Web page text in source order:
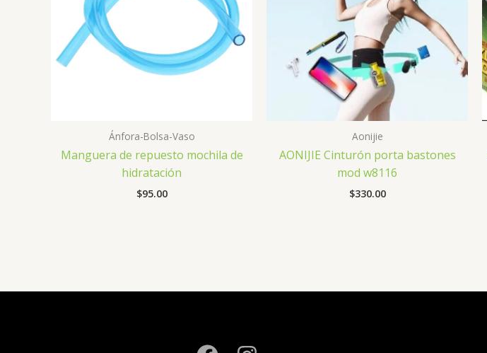
Ánfora-Bolsa-Vaso
Manguera de repuesto mochila de
hidratación
$95.00
Aonijie
AONIJIE Cinturón porta bastones
mod w8116
$330.00